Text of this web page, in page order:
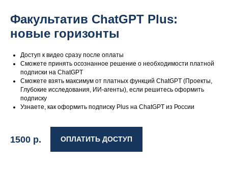
Факультатив ChatGPT Plus:
новые горизонты
Доступ к видео сразу после оплаты
Сможете принять осознанное решение о необходимости платной
подписки на ChatGPT
Сможете взять максимум от платных функций ChatGPT (Проекты,
Глубокие исследования, ИИ-агенты), если решитесь оформить
подписку
Узнаете, как оформить подписку Plus на ChatGPT из России
1500 р. ОПЛАТИТЬ ДОСТУП